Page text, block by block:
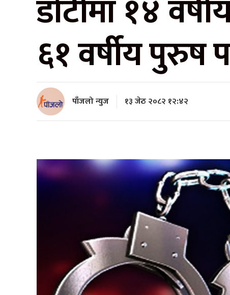
डोटीमा १४
६१ वर्षीय पुरुष
पाँजलो न्युज १३ जेठ २०८२ १२:४२